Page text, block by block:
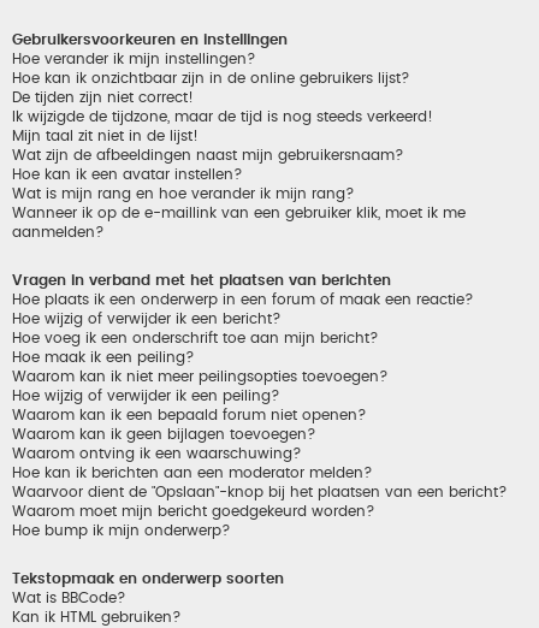
Gebruikersvoorkeuren en instellingen
Hoe verander ik mijn instellingen?
Hoe kan ik onzichtbaar zijn in de online gebruikers lijst?
De tijden zijn niet correct!
Ik wijzigde de tijdzone, maar de tijd is nog steeds verkeerd!
Mijn taal zit niet in de lijst!
Wat zijn de afbeeldingen naast mijn gebruikersnaam?
Hoe kan ik een avatar instellen?
Wat is mijn rang en hoe verander ik mijn rang?
Wanneer ik op de e-maillink van een gebruiker klik, moet ik me
aanmelden?
Vragen in verband met het plaatsen van berichten
Hoe plaats ik een onderwerp in een forum of maak een reactie?
Hoe wijzig of verwijder ik een bericht?
Hoe voeg ik een onderschrift toe aan mijn bericht?
Hoe maak ik een peiling?
Waarom kan ik niet meer peilingsopties toevoegen?
Hoe wijzig of verwijder ik een peiling?
Waarom kan ik een bepaald forum niet openen?
Waarom kan ik geen bijlagen toevoegen?
Waarom ontving ik een waarschuwing?
Hoe kan ik berichten aan een moderator melden?
Waarvoor dient de "Opslaan"-knop bij het plaatsen van een bericht?
Waarom moet mijn bericht goedgekeurd worden?
Hoe bump ik mijn onderwerp?
Tekstopmaak en onderwerp soorten
Wat is BBCode?
Kan ik HTML gebruiken?